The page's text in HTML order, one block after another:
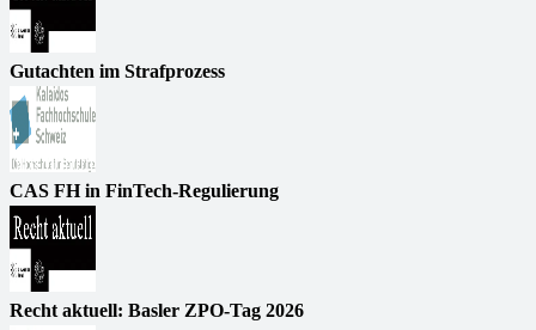
Gutachten im Strafprozess
CAS FH in FinTech-Regulierung
Recht aktuell: Basler ZPO-Tag 2026